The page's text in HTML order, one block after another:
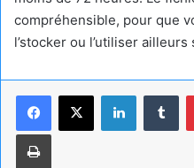
compréhensible, pour que
l’stocker ou l’utiliser
Linkedin
Imprimer